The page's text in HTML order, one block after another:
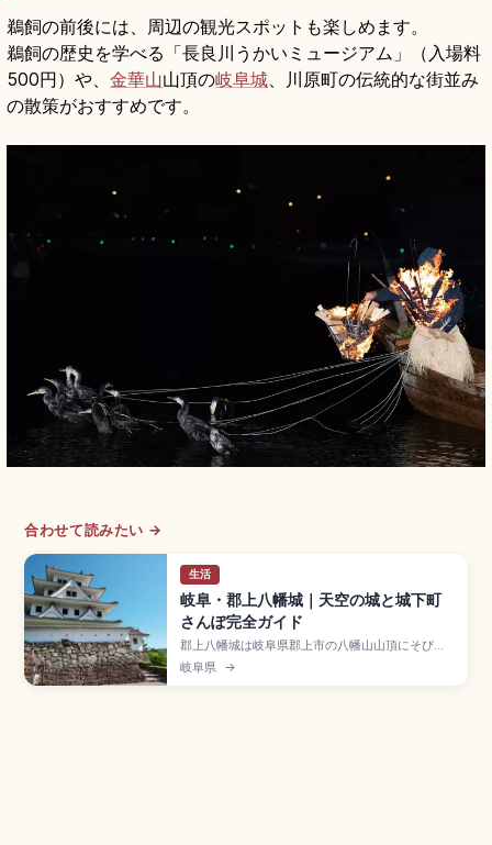
鵜飼の前後には、周辺の観光スポットも楽しめます。
鵜飼の歴史を学べる「長良川うかいミュージアム」（入場料
500円）や、 金華山山頂の岐阜城 、川原町の伝統的な街並み
の散策がおすすめです。
合わせて読みたい →
生活
岐阜・郡上八幡城｜天空の城と城下町
さんぽ完全ガイド
郡上八幡城は岐阜県郡上市の八幡山山頂にそびえ
る「天空の城」で、1933年再建の木造再建城とし
て日本最古級の天守。市有形文化財の天守閣最上
岐阜県 →